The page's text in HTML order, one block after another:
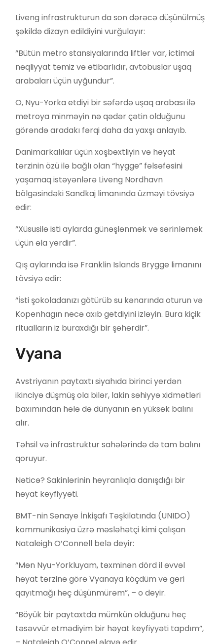
Liveng infrastrukturun da son dərəcə düşünülmüş
şəkildə dizayn edildiyini vurğulayır:
“Bütün metro stansiyalarında liftlər var, ictimai
nəqliyyat təmiz və etibarlıdır, avtobuslar uşaq
arabaları üçün uyğundur”.
O, Nyu-Yorka etdiyi bir səfərdə uşaq arabası ilə
metroya minməyin nə qədər çətin olduğunu
görəndə aradakı fərqi daha da yaxşı anlayıb.
Danimarkalılar üçün xoşbəxtliyin və həyat
tərzinin özü ilə bağlı olan “hygge” fəlsəfəsini
yaşamaq istəyənlərə Liveng Nordhavn
bölgəsindəki Sandkaj limanında üzməyi tövsiyə
edir:
“Xüsusilə isti aylarda günəşlənmək və sərinləmək
üçün əla yerdir”.
Qış aylarında isə Franklin Islands Brygge limanını
tövsiyə edir:
“İsti şokoladanızı götürüb su kənarında oturun və
Kopenhagın necə axıb getdiyini izləyin. Bura kiçik
ritualların iz buraxdığı bir şəhərdir”.
Vyana
Avstriyanın paytaxtı siyahıda birinci yerdən
ikinciyə düşmüş ola bilər, lakin səhiyyə xidmətləri
baxımından hələ də dünyanın ən yüksək balını
alır.
Təhsil və infrastruktur sahələrində də tam balını
qoruyur.
Nəticə? Sakinlərinin heyranlıqla danışdığı bir
həyat keyfiyyəti.
BMT-nin Sənaye İnkişafı Təşkilatında (UNIDO)
kommunikasiya üzrə məsləhətçi kimi çalışan
Nataleigh O’Connell belə deyir:
“Mən Nyu-Yorkluyam, təxminən dörd il əvvəl
həyat tərzinə görə Vyanaya köçdüm və geri
qayıtmağı heç düşünmürəm”, – o deyir.
“Böyük bir paytaxtda mümkün olduğunu heç
təsəvvür etmədiyim bir həyat keyfiyyəti tapdım”,